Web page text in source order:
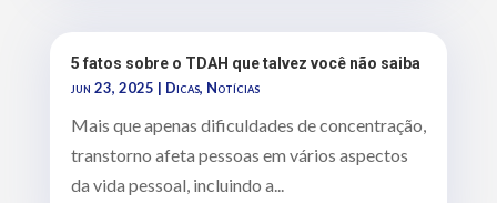
5 fatos sobre o TDAH que talvez você não saiba
jun 23, 2025 | Dicas, Notícias
Mais que apenas dificuldades de concentração,
transtorno afeta pessoas em vários aspectos
da vida pessoal, incluindo a...